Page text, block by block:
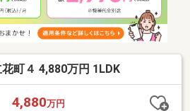
い！ 0120-39-3909
町４ 4,880万円 1LDK
4,880万円